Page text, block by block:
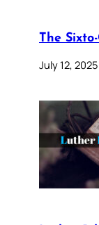
The
July 12, 2025